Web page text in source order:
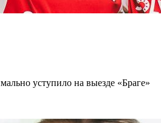
уступило на выезде «Браге»